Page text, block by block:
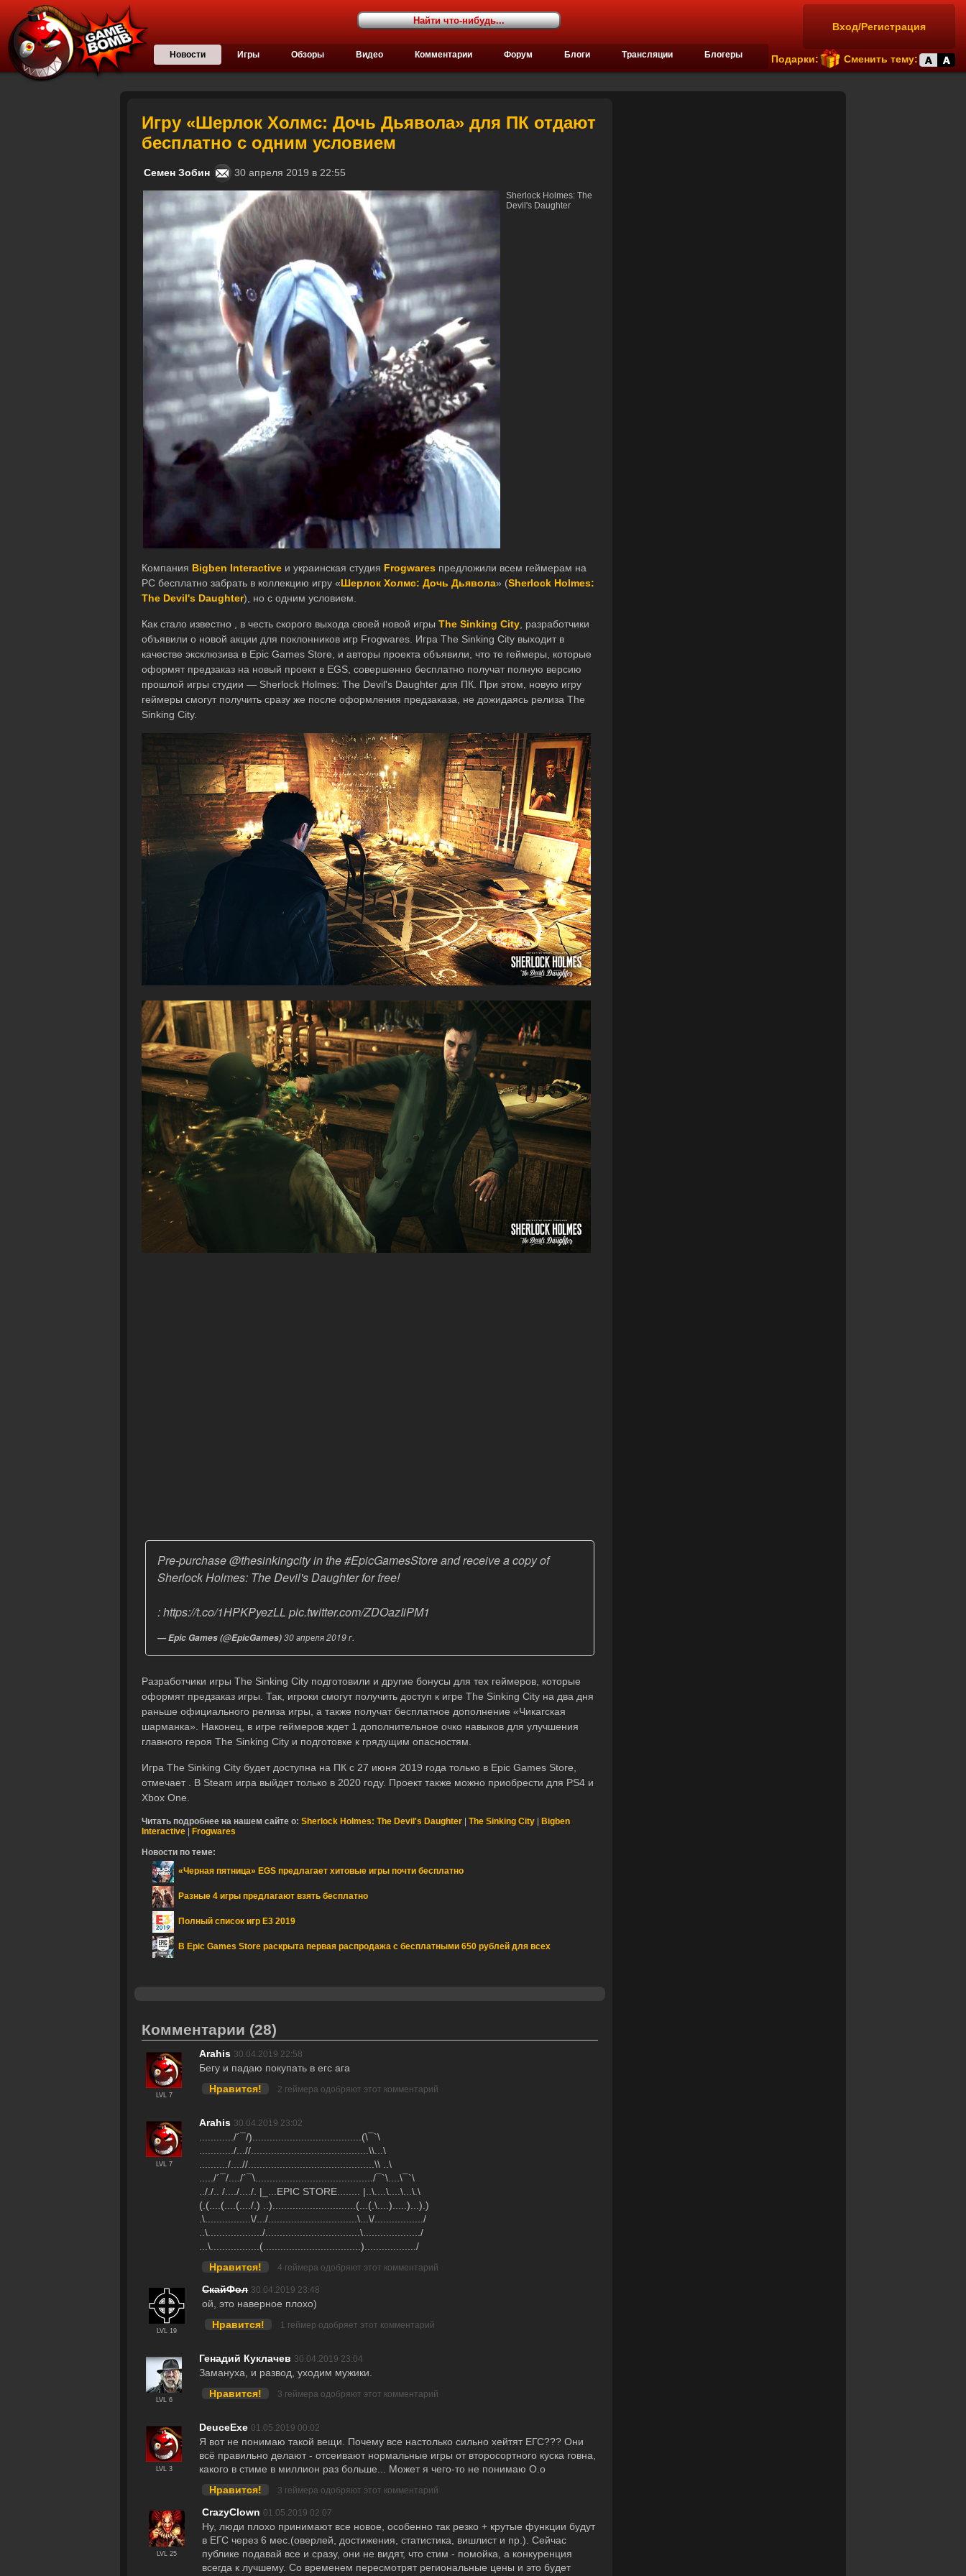
Вход/Регистрация
Подарки: Сменить тему:
Новости Игры Обзоры Видео Комментарии Форум Блоги Трансляции Блогеры
Игру «Шерлок Холмс: Дочь Дьявола» для ПК отдают
бесплатно с одним условием
Семен Зобин 30 апреля 2019 в 22:55
Sherlock Holmes: The
Devil's Daughter
Компания Bigben Interactive и украинская студия Frogwares предложили всем геймерам на
PC бесплатно забрать в коллекцию игру «Шерлок Холмс: Дочь Дьявола» (Sherlock Holmes:
The Devil's Daughter), но с одним условием.
Как стало известно , в честь скорого выхода своей новой игры The Sinking City , разработчики
объявили о новой акции для поклонников игр Frogwares. Игра The Sinking City выходит в
качестве эксклюзива в Epic Games Store, и авторы проекта объявили, что те геймеры, которые
оформят предзаказ на новый проект в EGS, совершенно бесплатно получат полную версию
прошлой игры студии — Sherlock Holmes: The Devil's Daughter для ПК. При этом, новую игру
геймеры смогут получить сразу же после оформления предзаказа, не дожидаясь релиза The
Sinking City.
Pre-purchase@thesinkingcityin the#EpicGamesStoreand receive a copy of
Sherlock Holmes: The Devil's Daughter for free!
:https://t.co/1HPKPyezLL pic.twitter.com/ZDOazIiPM1
— Epic Games (@EpicGames)30 апреля 2019 г.
Разработчики игры The Sinking City подготовили и другие бонусы для тех геймеров, которые
оформят предзаказ игры. Так, игроки смогут получить доступ к игре The Sinking City на два дня
раньше официального релиза игры, а также получат бесплатное дополнение «Чикагская
шарманка». Наконец, в игре геймеров ждет 1 дополнительное очко навыков для улучшения
главного героя The Sinking City и подготовке к грядущим опасностям.
Игра The Sinking City будет доступна на ПК с 27 июня 2019 года только в Epic Games Store,
отмечает . В Steam игра выйдет только в 2020 году. Проект также можно приобрести для PS4 и
Xbox One.
Читать подробнее на нашем сайте о: Sherlock Holmes: The Devil's Daughter The Sinking City
Bigben
Interactive
Frogwares
Новости по теме:
«Черная пятница» EGS предлагает хитовые игры почти бесплатно
Разные 4 игры предлагают взять бесплатно
Полный список игр E3 2019
В Epic Games Store раскрыта первая распродажа с бесплатными 650 рублей для всех
Комментарии (28)
LVL 7
Arahis 30.04.2019 22:58
Бегу и падаю покупать в егс ага
Нравится!
2 геймера одобряют этот комментарий
LVL 7
Arahis 30.04.2019 23:02
............/´¯/)......................................(\¯`\
............/...//.........................................\\...\
........../....//............................................\\ ..\
...../´¯/..../´¯\........................................./¯`\....\¯`\
.././.. /..../..../. |_...EPIC STORE........ |..\....\....\...\.\
(.(....(....(..../.) ..).............................(...(.\....).....)...).)
.\................\/.../...............................\...\/................./
..\.................../.................................\..................../
...\.................(..................................)................../
Нравится!
4 геймера одобряют этот комментарий
LVL 19
СкайФол 30.04.2019 23:48
ой, это наверное плохо)
Нравится!
1 геймер одобряет этот комментарий
LVL 6
Генадий Куклачев 30.04.2019 23:04
Замануха, и развод, уходим мужики.
Нравится!
3 геймера одобряют этот комментарий
LVL 3
DeuceExe 01.05.2019 00:02
Я вот не понимаю такой вещи. Почему все настолько сильно хейтят ЕГС??? Они
всё правильно делают - отсеивают нормальные игры от второсортного куска говна,
какого в стиме в миллион раз больше... Может я чего-то не понимаю О.о
Нравится!
3 геймера одобряют этот комментарий
LVL 25
CrazyClown 01.05.2019 02:07
Ну, люди плохо принимают все новое, особенно так резко + крутые функции будут
в ЕГС через 6 мес.(оверлей, достижения, статистика, вишлист и пр.). Сейчас
публике подавай все и сразу, они не видят, что стим - помойка, а конкуренция
всегда к лучшему. Со временем пересмотрят региональные цены и это будет